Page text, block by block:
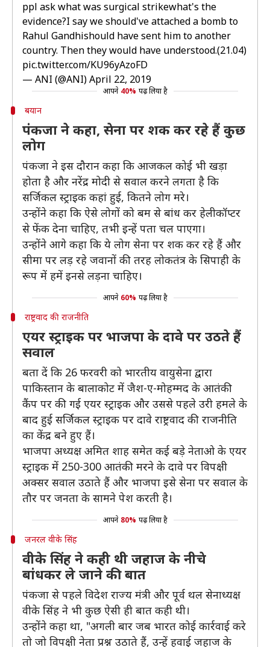
ppl ask what was surgical strikewhat's the
evidence?I say we should've attached a bomb to
Rahul Gandhishould have sent him to another
country. Then they would have understood.(21.04)
pic.twitter.com/KU96yAzoFD
— ANI (@ANI)April 22, 2019
आपने 40% पढ़ लिया है
बयान
पंकजा ने कहा, सेना पर शक कर रहे हैं कुछ
लोग
पंकजा ने इस दौरान कहा कि आजकल कोई भी खड़ा
होता है और नरेंद्र मोदी से सवाल करने लगता है कि
सर्जिकल स्ट्राइक कहां हुई, कितने लोग मरे।
उन्होंने कहा कि ऐसे लोगों को बम से बांध कर हेलीकॉप्टर
से फेंक देना चाहिए, तभी इन्हें पता चल पाएगा।
उन्होंने आगे कहा कि ये लोग सेना पर शक कर रहे हैं और
सीमा पर लड़ रहे जवानों की तरह लोकतंत्र के सिपाही के
रूप में हमें इनसे लड़ना चाहिए।
आपने 60% पढ़ लिया है
राष्ट्रवाद की राजनीति
एयर स्ट्राइक पर भाजपा के दावे पर उठते हैं
सवाल
बता दें कि 26 फरवरी को भारतीय वायुसेना द्वारा
पाकिस्तान के बालाकोट में जैश-ए-मोहम्मद के आतंकी
कैंप पर की गई एयर स्ट्राइक और उससे पहले उरी हमले के
बाद हुई सर्जिकल स्ट्राइक पर दावे राष्ट्रवाद की राजनीति
का केंद्र बने हुए हैं।
भाजपा अध्यक्ष अमित शाह समेत कई बड़े नेताओ के एयर
स्ट्राइक में 250-300 आतंकी मरने के दावे पर विपक्षी
अक्सर सवाल उठाते हैं और भाजपा इसे सेना पर सवाल के
तौर पर जनता के सामने पेश करती है।
आपने 80% पढ़ लिया है
जनरल वीके सिंह
वीके सिंह ने कही थी जहाज के नीचे
बांधकर ले जाने की बात
पंकजा से पहले विदेश राज्य मंत्री और पूर्व थल सेनाध्यक्ष
वीके सिंह ने भी कुछ ऐसी ही बात कही थी।
उन्होंने कहा था, "अगली बार जब भारत कोई कार्रवाई करे
तो जो विपक्षी नेता प्रश्न उठाते हैं, उन्हें हवाई जहाज के